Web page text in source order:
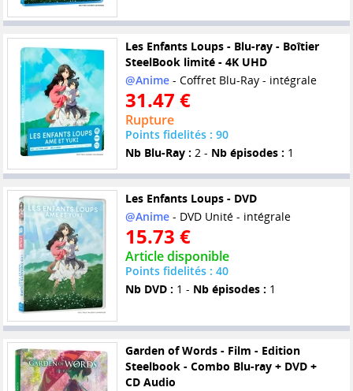
Les Enfants Loups - Blu-ray - Boîtier
SteelBook limité - 4K UHD
@Anime- Coffret Blu-Ray - intégrale
31.47 €
Rupture
Points fidelités : 90
Nb Blu-Ray : 2 - Nb épisodes : 1
Les Enfants Loups - DVD
@Anime- DVD Unité - intégrale
15.73 €
Article disponible
Points fidelités : 40
Nb DVD : 1 - Nb épisodes : 1
Garden of Words - Film - Edition
Steelbook - Combo Blu-ray + DVD +
CD Audio